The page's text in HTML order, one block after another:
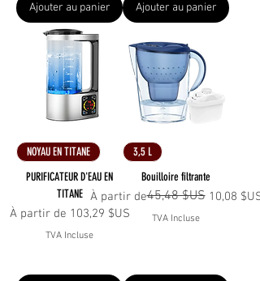
Ajouter au panier Ajouter au panier
NOYAU EN TITANE
PURIFICATEUR D'EAU EN
TITANE
À partir de 103,29 $US
Prix promotionnel
TVA Incluse
3,5 L
Bouilloire filtrante
À partir de
Prix original45,48 $US 10,08 $US
Prix promotionnel
TVA Incluse